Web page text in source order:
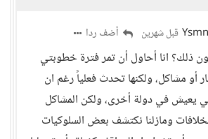
قبل شهرين أضف ردا
ذلك؟ انا أحاول أن تمر فترة خطوبتي
أو مشاكل، ولكنها تحدث فعلياً رغم ان
يعيش في دولة أخرى، ولكن المشاكل
ومازلنا نكتشف بعض السلوكيات